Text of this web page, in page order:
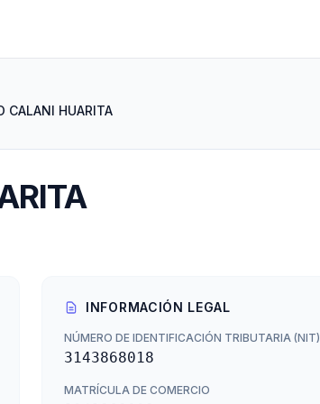
CALANI HUARITA
INFORMACIÓN LEGAL
NÚMERO DE IDENTIFICACIÓN TRIBUTARIA (NIT)
3143868018
MATRÍCULA DE COMERCIO